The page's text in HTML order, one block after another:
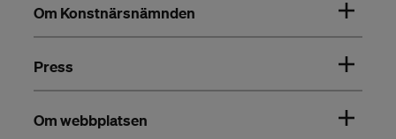
Om Konstnärsnämnden
Press
Om webbplatsen